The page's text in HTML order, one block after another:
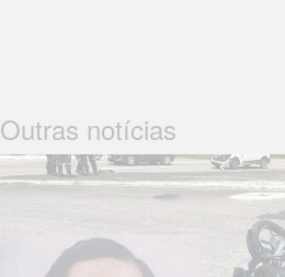
Outras notícias